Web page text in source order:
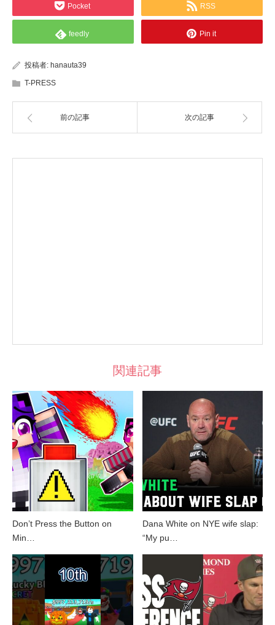
Pocket RSS
feedly Pin it
投稿者: hanauta39
T-PRESS
前の記事 次の記事
関連記事
Don’t Press the Button on
Min…
Dana White on NYE wife slap:
“My pu…